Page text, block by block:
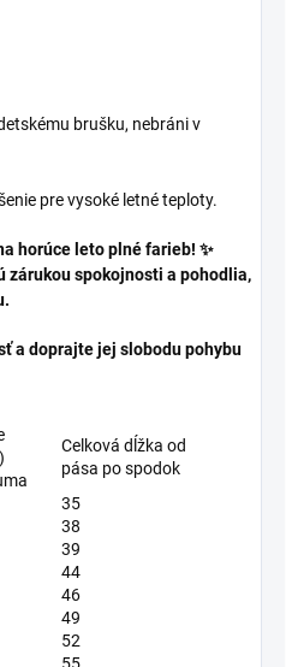
brušku, nebráni v
pre vysoké letné teploty.
horúce leto plné farieb! ✨
zárukou spokojnosti a pohodlia,
a doprajte jej slobodu pohybu
Celková dĺžka od
pása po spodok
35
38
39
44
46
49
52
55